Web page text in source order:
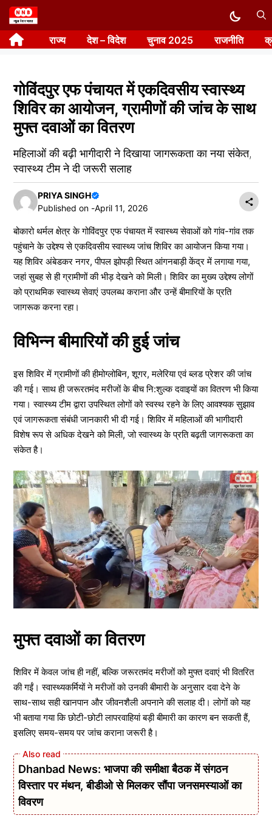
Skip
to
content राज्य देश – विदेश चुनाव 2025 राजनीति
गोविंदपुर एफ पंचायत में एकदिवसीय स्वास्थ्य
शिविर का आयोजन, ग्रामीणों की जांच के साथ
मुफ्त दवाओं का वितरण
महिलाओं की बढ़ी भागीदारी ने दिखाया जागरूकता का नया संकेत,
स्वास्थ्य टीम ने दी जरूरी सलाह
PRIYA SINGH
Published on -April 11, 2026
बोकारो थर्मल क्षेत्र के गोविंदपुर एफ पंचायत में स्वास्थ्य सेवाओं को गांव-गांव तक
पहुंचाने के उद्देश्य से एकदिवसीय स्वास्थ्य जांच शिविर का आयोजन किया गया।
यह शिविर अंबेडकर नगर, पीपल झोपड़ी स्थित आंगनबाड़ी केंद्र में लगाया गया,
जहां सुबह से ही ग्रामीणों की भीड़ देखने को मिली। शिविर का मुख्य उद्देश्य लोगों
को प्राथमिक स्वास्थ्य सेवाएं उपलब्ध कराना और उन्हें बीमारियों के प्रति
जागरूक करना रहा।
विभिन्न बीमारियों की हुई जांच
इस शिविर में ग्रामीणों की हीमोग्लोबिन, शूगर, मलेरिया एवं ब्लड प्रेशर की जांच
की गई। साथ ही जरूरतमंद मरीजों के बीच नि:शुल्क दवाइयों का वितरण भी किया
गया। स्वास्थ्य टीम द्वारा उपस्थित लोगों को स्वस्थ रहने के लिए आवश्यक सुझाव
एवं जागरूकता संबंधी जानकारी भी दी गई। शिविर में महिलाओं की भागीदारी
विशेष रूप से अधिक देखने को मिली, जो स्वास्थ्य के प्रति बढ़ती जागरूकता का
संकेत है।
मुफ्त दवाओं का वितरण
शिविर में केवल जांच ही नहीं, बल्कि जरूरतमंद मरीजों को मुफ्त दवाएं भी वितरित
की गईं। स्वास्थ्यकर्मियों ने मरीजों को उनकी बीमारी के अनुसार दवा देने के
साथ-साथ सही खानपान और जीवनशैली अपनाने की सलाह दी। लोगों को यह
भी बताया गया कि छोटी-छोटी लापरवाहियां बड़ी बीमारी का कारण बन सकती हैं,
इसलिए समय-समय पर जांच कराना जरूरी है।
Dhanbad News: भाजपा की समीक्षा बैठक में संगठन
विस्तार पर मंथन, बीडीओ से मिलकर सौंपा जनसमस्याओं का
विवरण